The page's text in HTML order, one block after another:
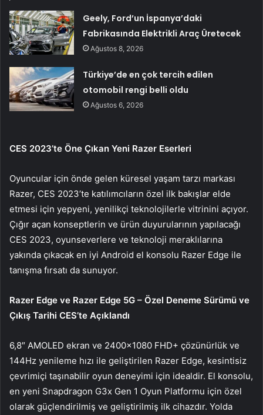
Geely, Ford’un İspanya’daki
Fabrikasında Elektrikli Araç Üretecek
Ağustos 8, 2026
Türkiye’de en çok tercih edilen
otomobil rengi belli oldu
Ağustos 6, 2026
CES 2023’te Öne Çıkan Yeni Razer Eserleri
Oyuncular için önde gelen küresel yaşam tarzı markası
Razer, CES 2023’te katılımcıların özel ilk bakışlar elde
etmesi için yepyeni, yenilikçi teknolojilerle vitrinini açıyor.
Çığır açan konseptlerin ve ürün duyurularının yapılacağı
CES 2023, oyunseverlere ve teknoloji meraklılarına
yakında çıkacak en iyi Android el konsolu Razer Edge ile
tanışma fırsatı da sunuyor.
Razer Edge ve Razer Edge 5G – Özel Deneme Sürümü ve
Çıkış Tarihi CES’te Açıklandı
6,8″ AMOLED ekran ve 2400×1080 FHD+ çözünürlük ve
144Hz yenileme hızı ile geliştirilen Razer Edge, kesintisiz
çevrimiçi taşınabilir oyun deneyimi için idealdir. El konsolu,
en yeni Snapdragon G3x Gen 1 Oyun Platformu için özel
olarak güçlendirilmiş ve geliştirilmiş ilk cihazdır. Yolda